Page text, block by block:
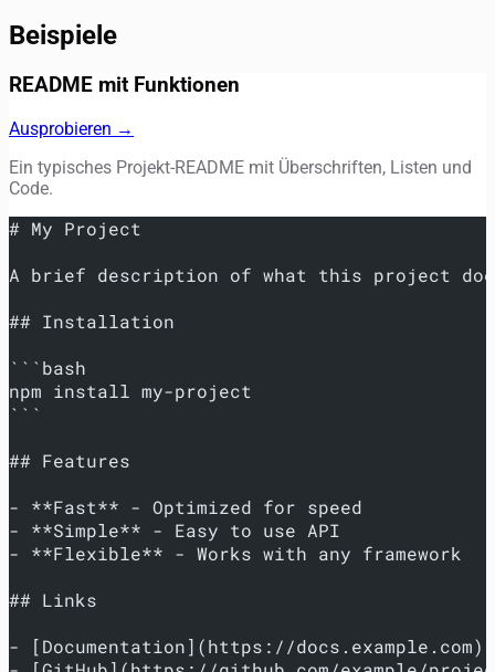
Beispiele
README mit Funktionen
Ausprobieren →
Ein typisches Projekt-README mit Überschriften, Listen und
Code.
# My Project
A brief description of what this project
## Installation
```bash
npm install my-project
```
## Features
- **Fast** - Optimized for speed
- **Simple** - Easy to use API
- **Flexible** - Works with any framework
## Links
- [Documentation](https://docs.example.com)